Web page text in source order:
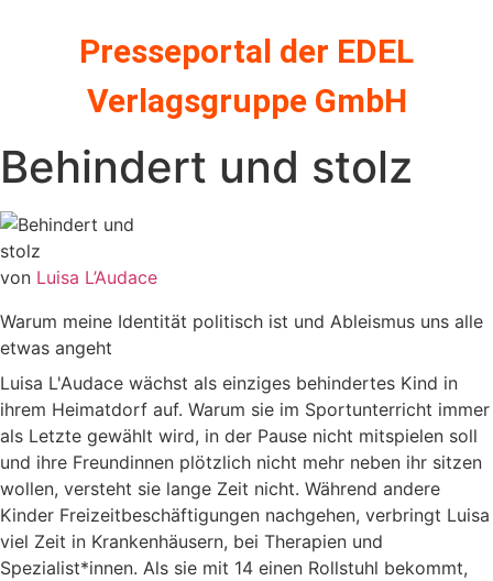
Presseportal der EDEL
Verlagsgruppe GmbH
Behindert und stolz
von Luisa L’Audace
Warum meine Identität politisch ist und Ableismus uns alle
etwas angeht
Luisa L'Audace wächst als einziges behindertes Kind in
ihrem Heimatdorf auf. Warum sie im Sportunterricht immer
als Letzte gewählt wird, in der Pause nicht mitspielen soll
und ihre Freundinnen plötzlich nicht mehr neben ihr sitzen
wollen, versteht sie lange Zeit nicht. Während andere
Kinder Freizeitbeschäftigungen nachgehen, verbringt Luisa
viel Zeit in Krankenhäusern, bei Therapien und
Spezialist*innen. Als sie mit 14 einen Rollstuhl bekommt,